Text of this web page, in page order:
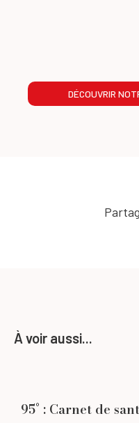
DÉCOUVRIR
À voir aussi...
95° : Carnet de